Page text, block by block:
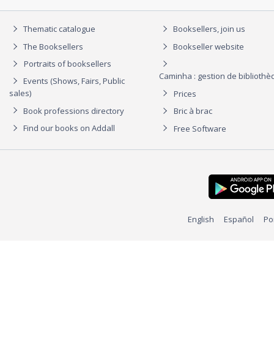
Thematic catalogue
The Booksellers
Portraits of booksellers
Events (Shows, Fairs, Public
sales)
Book professions directory
Find our books on Addall
Booksellers, join us
Bookseller website
Caminha : gestion de
Prices
Bric à brac
Free Software
English Español